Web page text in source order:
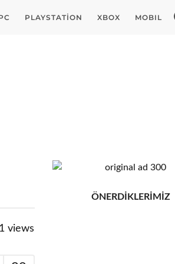
PLAYSTATION XBOX MOBIL
views
ÖNERDİKLERİMİZ